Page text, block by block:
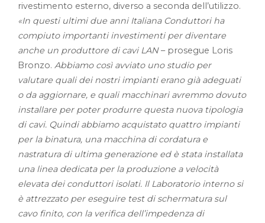
rivestimento esterno, diverso a seconda dell’utilizzo.
«In questi ultimi due anni Italiana Conduttori ha
compiuto importanti investimenti per diventare
anche un produttore di cavi LAN– prosegue Loris
Bronzo. Abbiamo così avviato uno studio per
valutare quali dei nostri impianti erano già adeguati
o da aggiornare, e quali macchinari avremmo dovuto
installare per poter produrre questa nuova tipologia
di cavi. Quindi abbiamo acquistato quattro impianti
per la binatura, una macchina di cordatura e
nastratura di ultima generazione ed è stata installata
una linea dedicata per la produzione a velocità
elevata dei conduttori isolati. Il Laboratorio interno si
è attrezzato per eseguire test di schermatura sul
cavo finito, con la verifica dell’impedenza di